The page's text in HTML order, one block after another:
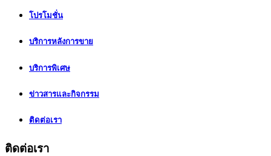
โปรโมชั่น
บริการหลังการขาย
บริการพิเศษ
ข่าวสารและกิจกรรม
ติดต่อเรา
ติดต่อเรา